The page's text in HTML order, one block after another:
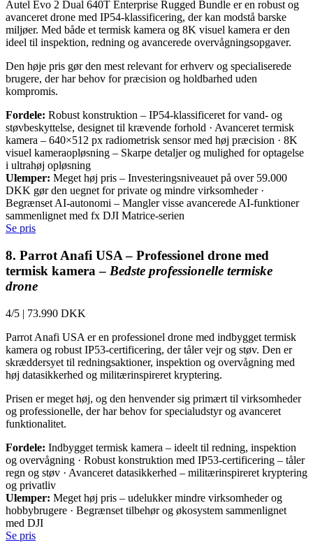
Autel Evo 2 Dual 640T Enterprise Rugged Bundle er en robust og
avanceret drone med IP54-klassificering, der kan modstå barske
miljøer. Med både et termisk kamera og 8K visuel kamera er den
ideel til inspektion, redning og avancerede overvågningsopgaver.
Den høje pris gør den mest relevant for erhverv og specialiserede
brugere, der har behov for præcision og holdbarhed uden
kompromis.
Fordele: Robust konstruktion – IP54-klassificeret for vand- og
støvbeskyttelse, designet til krævende forhold · Avanceret termisk
kamera – 640×512 px radiometrisk sensor med høj præcision · 8K
visuel kameraopløsning – Skarpe detaljer og mulighed for optagelse
i ultrahøj opløsning
Ulemper: Meget høj pris – Investeringsniveauet på over 59.000
DKK gør den uegnet for private og mindre virksomheder ·
Begrænset AI-autonomi – Mangler visse avancerede AI-funktioner
sammenlignet med fx DJI Matrice-serien
Se pris
8. Parrot Anafi USA – Professionel drone med
termisk kamera – Bedste professionelle termiske
drone
4/5 | 73.990 DKK
Parrot Anafi USA er en professionel drone med indbygget termisk
kamera og robust IP53-certificering, der tåler vejr og støv. Den er
skræddersyet til redningsaktioner, inspektion og overvågning med
høj datasikkerhed og militærinspireret kryptering.
Prisen er meget høj, og den henvender sig primært til virksomheder
og professionelle, der har behov for specialudstyr og avanceret
funktionalitet.
Fordele: Indbygget termisk kamera – ideelt til redning, inspektion
og overvågning · Robust konstruktion med IP53-certificering – tåler
regn og støv · Avanceret datasikkerhed – militærinspireret kryptering
og privatliv
Ulemper: Meget høj pris – udelukker mindre virksomheder og
hobbybrugere · Begrænset tilbehør og økosystem sammenlignet
med DJI
Se pris